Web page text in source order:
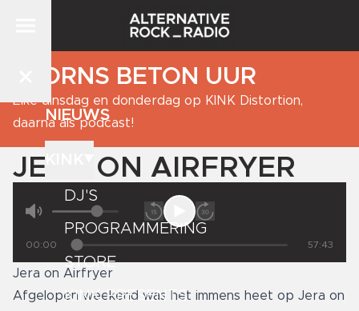
NIEUWS
DJ'S
PROGRAMMERING
STORE
KINK PRESENTS
BJORNS BETON UUR
Elke dinsdag en donderdag op KINK Distortion,
daarna als podcast!
JERA ON AIRFRYER
00:00 57:43
Jera on Airfryer
Afgelopen weekend was het immens heet op Jera on